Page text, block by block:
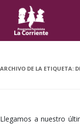
ARCHIVO DE LA ETIQUETA:
Llegamos a nuestro